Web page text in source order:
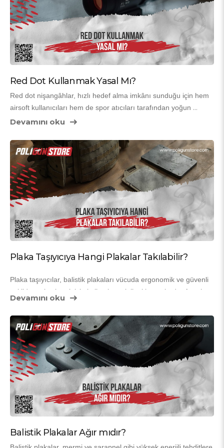
Red Dot Kullanmak Yasal Mı?
Red dot nişangâhlar, hızlı hedef alma imkânı sunduğu için hem
airsoft kullanıcıları hem de spor atıcıları tarafından yoğun
şekilde tercih edilen optik aksesuarlardır. Ancak bu ekipmanların
dot kullanmak yasal mı?
Bu sorunun cevabı, red dot’un hangi silahla, hangi amaçla
ve
nerede kullanıldığına göre değişmektedir.
Devamını oku
Plaka Taşıyıcıya Hangi Plakalar Takılabilir?
Plaka taşıyıcılar, balistik plakaları vücuda ergonomik ve güvenli
şekilde yerleştirmek için kullanılan taktik ekipmanlardır. Ancak
plakanın boyutu, malzemesi, kalınlığı ve koruma seviyesi,
taşıyıcının yapısına göre belirlenmelidir.
Bu nedenle “Plaka taşıyıcıya hangi plakalar takılabilir?”
sorusunun cevabı, plaka yapısının ve taşıyıcı özelliklerinin doğru
anlaşılmasıyla mümkündür.
Devamını oku
Balistik Plakalar Ağır mıdır?